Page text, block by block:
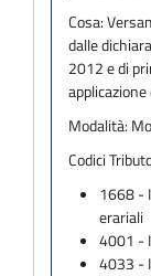
Cosa:
dalle
2012 e di
Modalità:
Codici
1668 -
erariali
4001 -
4033 -